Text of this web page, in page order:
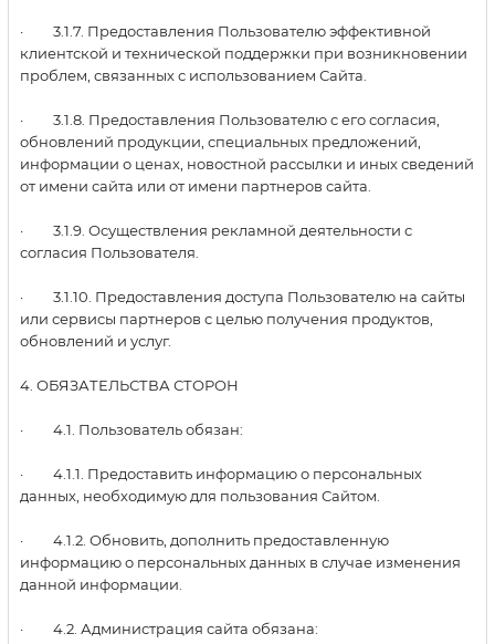
· 3.1.7. Предоставления Пользователю эффективной
клиентской и технической поддержки при возникновении
проблем, связанных с использованием Сайта.
· 3.1.8. Предоставления Пользователю с его согласия,
обновлений продукции, специальных предложений,
информации о ценах, новостной рассылки и иных сведений
от имени сайта или от имени партнеров сайта.
· 3.1.9. Осуществления рекламной деятельности с
согласия Пользователя.
· 3.1.10. Предоставления доступа Пользователю на сайты
или сервисы партнеров с целью получения продуктов,
обновлений и услуг.
4. ОБЯЗАТЕЛЬСТВА СТОРОН
· 4.1. Пользователь обязан:
· 4.1.1. Предоставить информацию о персональных
данных, необходимую для пользования Сайтом.
· 4.1.2. Обновить, дополнить предоставленную
информацию о персональных данных в случае изменения
данной информации.
· 4.2. Администрация сайта обязана: